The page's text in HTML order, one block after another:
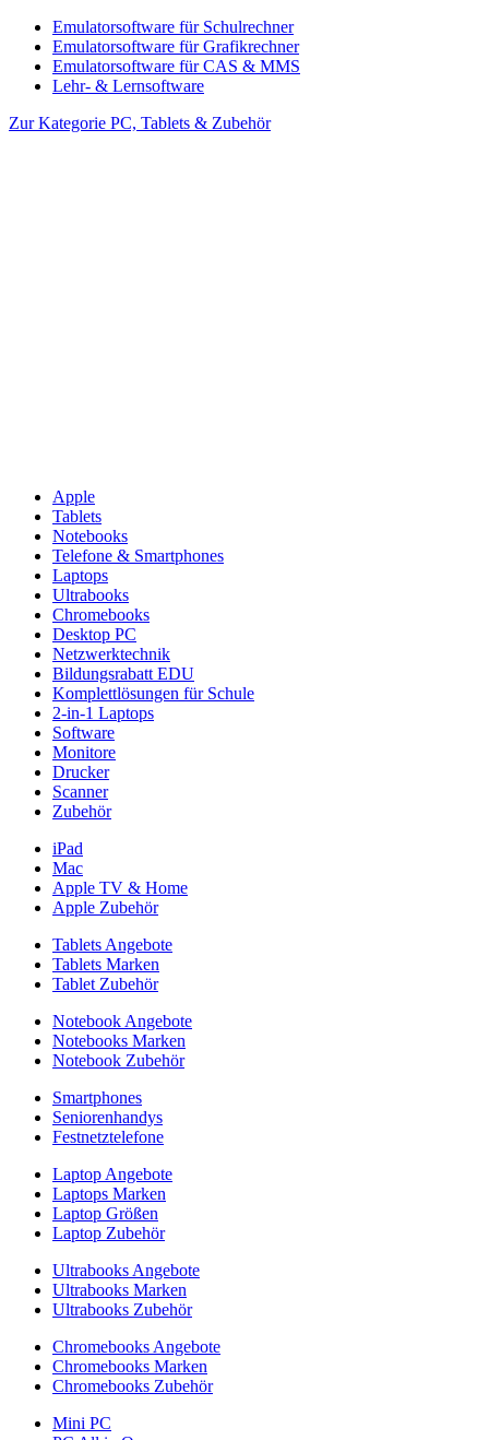
Emulatorsoftware für Schulrechner
Emulatorsoftware für Grafikrechner
Emulatorsoftware für CAS & MMS
Lehr- & Lernsoftware
Zur Kategorie PC, Tablets & Zubehör
Apple
Tablets
Notebooks
Telefone & Smartphones
Laptops
Ultrabooks
Chromebooks
Desktop PC
Netzwerktechnik
Bildungsrabatt EDU
Komplettlösungen für Schule
2-in-1 Laptops
Software
Monitore
Drucker
Scanner
Zubehör
iPad
Mac
Apple TV & Home
Apple Zubehör
Tablets Angebote
Tablets Marken
Tablet Zubehör
Notebook Angebote
Notebooks Marken
Notebook Zubehör
Smartphones
Seniorenhandys
Festnetztelefone
Laptop Angebote
Laptops Marken
Laptop Größen
Laptop Zubehör
Ultrabooks Angebote
Ultrabooks Marken
Ultrabooks Zubehör
Chromebooks Angebote
Chromebooks Marken
Chromebooks Zubehör
Mini PC